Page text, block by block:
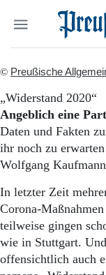
Suchen
© Preußische
„Widerstand 2020“
Angeblich eine
Daten und Fakten
ihr noch zu
Wolfgang Kaufmann
In letzter Zeit
Corona-
teilweise gingen
wie in Stuttgart.
offensichtlich auch